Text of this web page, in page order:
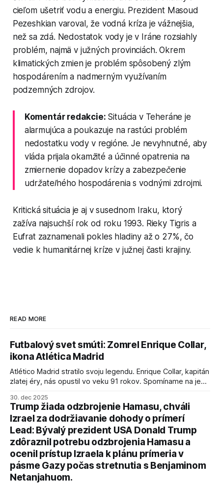
cieľom ušetriť vodu a energiu. Prezident Masoud
Pezeshkian varoval, že vodná kríza je vážnejšia,
než sa zdá. Nedostatok vody je v Iráne rozsiahly
problém, najmä v južných provinciách. Okrem
klimatických zmien je problém spôsobený zlým
hospodárením a nadmerným využívaním
podzemných zdrojov.
Komentár redakcie: Situácia v Teheráne je
alarmujúca a poukazuje na rastúci problém
nedostatku vody v regióne. Je nevyhnutné, aby
vláda prijala okamžité a účinné opatrenia na
zmiernenie dopadov krízy a zabezpečenie
udržateľného hospodárenia s vodnými zdrojmi.
Kritická situácia je aj v susednom Iraku, ktorý
zažíva najsuchší rok od roku 1993. Rieky Tigris a
Eufrat zaznamenali pokles hladiny až o 27%, čo
vedie k humanitárnej kríze v južnej časti krajiny.
READ MORE
Futbalový svet smúti: Zomrel Enrique Collar,
ikona Atlética Madrid
Atlético Madrid stratilo svoju legendu. Enrique Collar, kapitán
zlatej éry, nás opustil vo veku 91 rokov. Spomíname na jeho
30. dec 2025
Trump žiada odzbrojenie Hamasu, chváli
Izrael za dodržiavanie dohody o prímerí
Lead: Bývalý prezident USA Donald Trump
zdôraznil potrebu odzbrojenia Hamasu a
ocenil prístup Izraela k plánu prímeria v
pásme Gazy počas stretnutia s Benjaminom
Netanjahuom.